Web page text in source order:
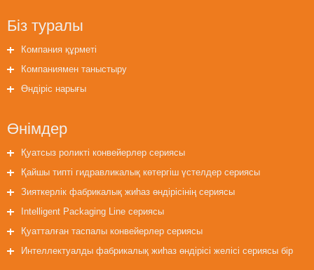
Біз туралы
Компания құрметі
Компаниямен таныстыру
Өндіріс нарығы
Өнімдер
Қуатсыз роликті конвейерлер сериясы
Қайшы типті гидравликалық көтергіш үстелдер сериясы
Зияткерлік фабрикалық жиһаз өндірісінің сериясы
Intelligent Packaging Line сериясы
Қуатталған таспалы конвейерлер сериясы
Интеллектуалды фабрикалық жиһаз өндірісі желісі сериясы бір